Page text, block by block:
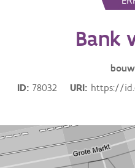
Bank
ID
78032 URI https://